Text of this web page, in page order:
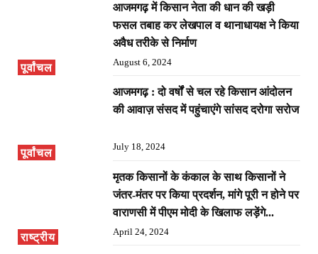
पूर्वांचल
आजमगढ़ में किसान नेता की धान की खड़ी
फसल तबाह कर लेखपाल व थानाधायक्ष ने किया
अवैध तरीके से निर्माण
August 6, 2024
पूर्वांचल
आजमगढ़ : दो वर्षों से चल रहे किसान आंदोलन
की आवाज़ संसद में पहुंचाएंगे सांसद दरोगा सरोज
July 18, 2024
राष्ट्रीय
मृतक किसानों के कंकाल के साथ किसानों ने
जंतर-मंतर पर किया प्रदर्शन, मांगे पूरी न होने पर
वाराणसी में पीएम मोदी के खिलाफ लड़ेंगे...
April 24, 2024